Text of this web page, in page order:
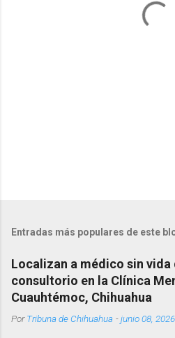
Entradas más populares de este
Localizan a médico sin vida
consultorio en la Clínica
Cuauhtémoc, Chihuahua
PorTribuna de Chihuahua -junio 08, 2026